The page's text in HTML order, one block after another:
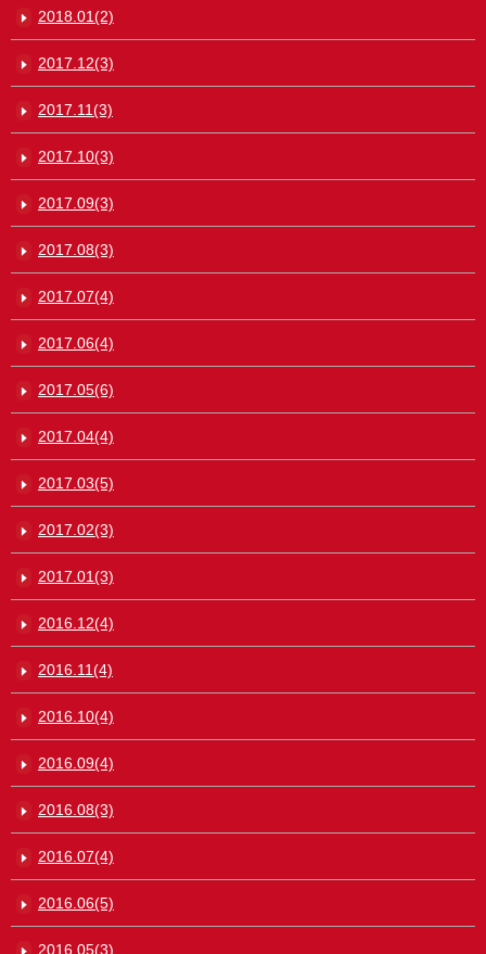
2018.01(2)
2017.12(3)
2017.11(3)
2017.10(3)
2017.09(3)
2017.08(3)
2017.07(4)
2017.06(4)
2017.05(6)
2017.04(4)
2017.03(5)
2017.02(3)
2017.01(3)
2016.12(4)
2016.11(4)
2016.10(4)
2016.09(4)
2016.08(3)
2016.07(4)
2016.06(5)
2016.05(3)